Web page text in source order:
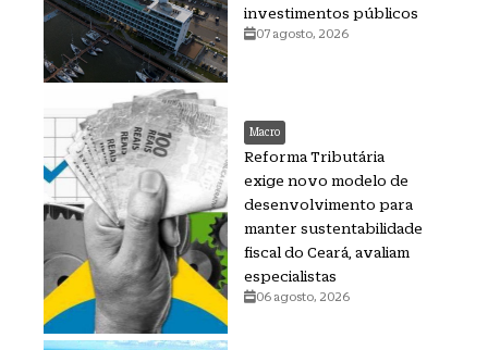
investimentos públicos
07 agosto, 2026
Macro
Reforma Tributária
exige novo modelo de
desenvolvimento para
manter sustentabilidade
fiscal do Ceará, avaliam
especialistas
06 agosto, 2026